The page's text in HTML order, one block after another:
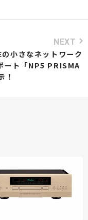
NEXT
小さなネットワーク
ート「NP5 PRISMA
！